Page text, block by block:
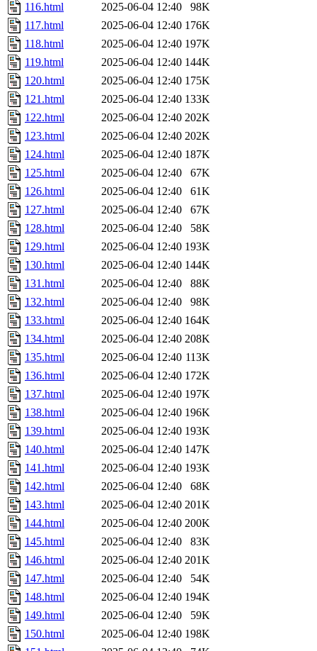
116.html
2025-06-04 12:40
98K
117.html
2025-06-04 12:40 176K
118.html
2025-06-04 12:40 197K
119.html
2025-06-04 12:40 144K
120.html
2025-06-04 12:40 175K
121.html
2025-06-04 12:40 133K
122.html
2025-06-04 12:40 202K
123.html
2025-06-04 12:40 202K
124.html
2025-06-04 12:40 187K
125.html
2025-06-04 12:40
67K
126.html
2025-06-04 12:40
61K
127.html
2025-06-04 12:40
67K
128.html
2025-06-04 12:40
58K
129.html
2025-06-04 12:40 193K
130.html
2025-06-04 12:40 144K
131.html
2025-06-04 12:40
88K
132.html
2025-06-04 12:40
98K
133.html
2025-06-04 12:40 164K
134.html
2025-06-04 12:40 208K
135.html
2025-06-04 12:40 113K
136.html
2025-06-04 12:40 172K
137.html
2025-06-04 12:40 197K
138.html
2025-06-04 12:40 196K
139.html
2025-06-04 12:40 193K
140.html
2025-06-04 12:40 147K
141.html
2025-06-04 12:40 193K
142.html
2025-06-04 12:40
68K
143.html
2025-06-04 12:40 201K
144.html
2025-06-04 12:40 200K
145.html
2025-06-04 12:40
83K
146.html
2025-06-04 12:40 201K
147.html
2025-06-04 12:40
54K
148.html
2025-06-04 12:40 194K
149.html
2025-06-04 12:40
59K
150.html
2025-06-04 12:40 198K